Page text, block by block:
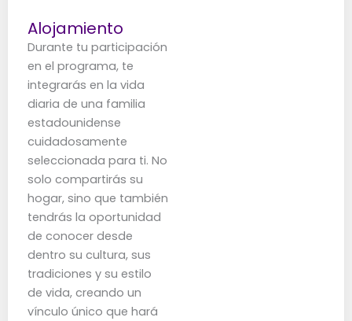
Alojamiento
Durante tu participación
en el programa, te
integrarás en la vida
diaria de una familia
estadounidense
cuidadosamente
seleccionada para ti. No
solo compartirás su
hogar, sino que también
tendrás la oportunidad
de conocer desde
dentro su cultura, sus
tradiciones y su estilo
de vida, creando un
vínculo único que hará